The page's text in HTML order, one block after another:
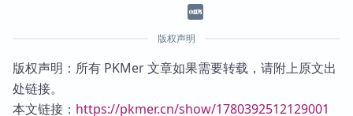
版权声明
版权声明：所有 PKMer 文章如果需要转载，请附上原文出
处链接。
本文链接： https://pkmer.cn/show/1780392512129001